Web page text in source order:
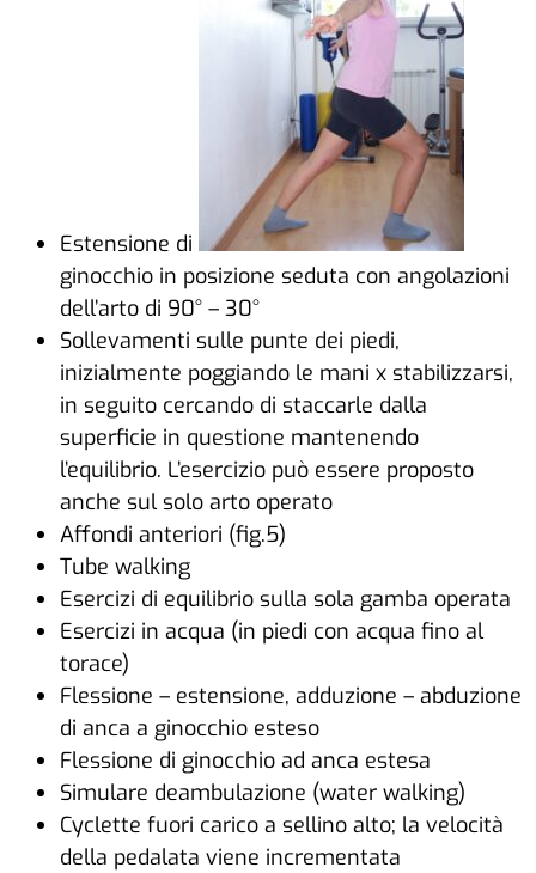
Estensione di
ginocchio in posizione seduta con angolazioni
dell’arto di 90° – 30°
Sollevamenti sulle punte dei piedi,
inizialmente poggiando le mani x stabilizzarsi,
in seguito cercando di staccarle dalla
superficie in questione mantenendo
l’equilibrio. L’esercizio può essere proposto
anche sul solo arto operato
Affondi anteriori (fig.5)
Tube walking
Esercizi di equilibrio sulla sola gamba operata
Esercizi in acqua (in piedi con acqua fino al
torace)
Flessione – estensione, adduzione – abduzione
di anca a ginocchio esteso
Flessione di ginocchio ad anca estesa
Simulare deambulazione (water walking)
Cyclette fuori carico a sellino alto; la velocità
della pedalata viene incrementata